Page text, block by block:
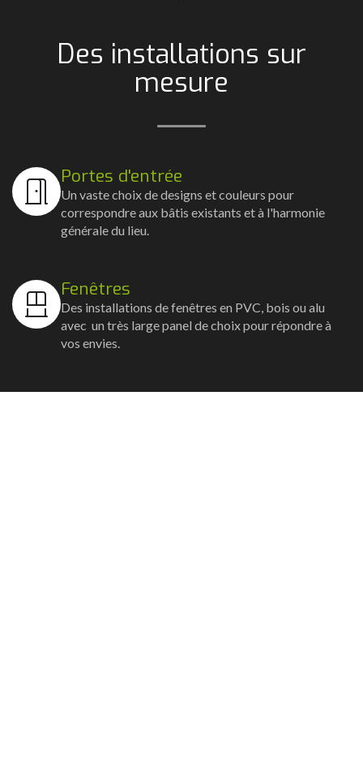
Des installations sur
mesure
Portes d'entrée
Un vaste choix de designs et couleurs pour
correspondre aux bâtis existants et à l'harmonie
générale du lieu.
Fenêtres
Des installations de fenêtres en PVC, bois ou alu
avec un très large panel de choix pour répondre à
vos envies.